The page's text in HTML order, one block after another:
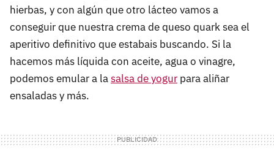
hierbas, y con algún que otro lácteo vamos a
conseguir que nuestra crema de queso quark sea el
aperitivo definitivo que estabais buscando. Si la
hacemos más líquida con aceite, agua o vinagre,
podemos emular a lasalsa de yogur para aliñar
ensaladas y más.